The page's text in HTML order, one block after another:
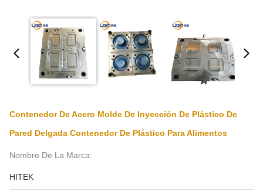
Contenedor De Acero Molde De Inyección De Plástico De
Pared Delgada Contenedor De Plástico Para Alimentos
Nombre De La Marca:
HITEK